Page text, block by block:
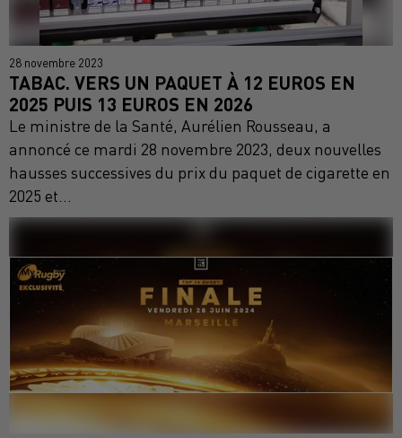
28 novembre 2023
TABAC. VERS UN PAQUET À 12 EUROS EN
2025 PUIS 13 EUROS EN 2026
Le ministre de la Santé, Aurélien Rousseau, a
annoncé ce mardi 28 novembre 2023, deux nouvelles
hausses successives du prix du paquet de cigarette en
2025 et...